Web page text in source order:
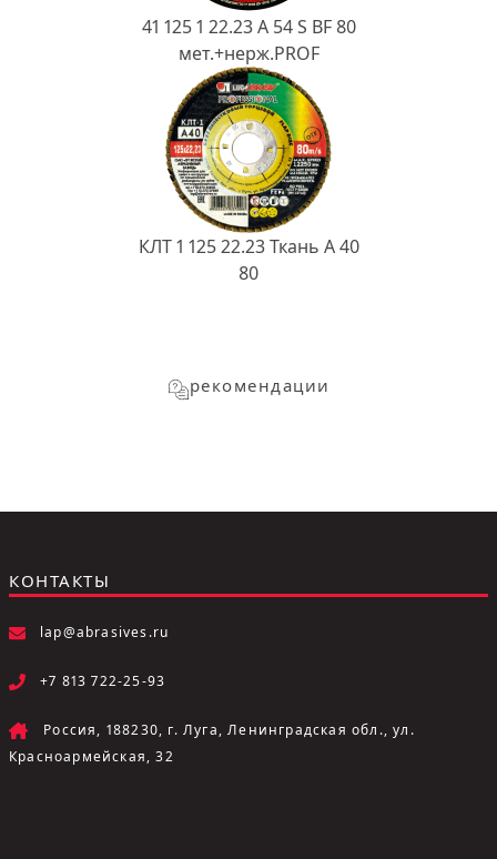
41 125 1 22.23 A 54 S BF 80
мет.+нерж.PROF
КЛТ 1 125 22.23 Ткань A 40
80
рекомендации
КОНТАКТЫ
lap@abrasives.ru
+7 813 722-25-93
Россия, 188230, г. Луга, Ленинградская обл., ул.
Красноармейская, 32